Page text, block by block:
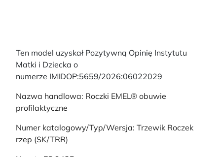
Ten model uzyskał Pozytywną Opinię Instytutu
Matki i Dziecka o
numerze IMIDOP:5659/2026:06022029
Nazwa handlowa: Roczki EMEL® obuwie
profilaktyczne
Numer katalogowy/Typ/Wersja: Trzewik Roczek
rzep (SK/TRR)